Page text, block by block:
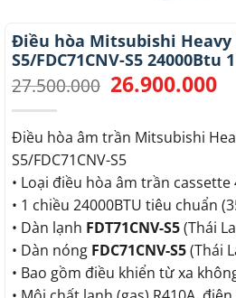
Điều hòa Mitsubishi Heavy
S5/FDC71CNV-S5 24000Btu
27.500.000 Giá
gốc
27.500.000.
26.900.000Giá
là:
Điều hòa âm trần Mitsubishi
S5/FDC71CNV-S5
• Loại điều hòa âm trần
• 1 chiều 24000BTU tiêu chuẩn
• Dàn lạnh FDT71CNV-S5(Thái
• Dàn nóng FDC71CNV-S5(Thái
• Bao gồm điều khiển từ xa